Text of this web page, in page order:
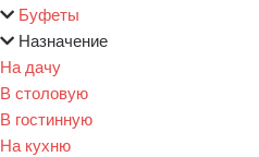
Буфеты
Назначение
На дачу
В столовую
В гостинную
На кухню